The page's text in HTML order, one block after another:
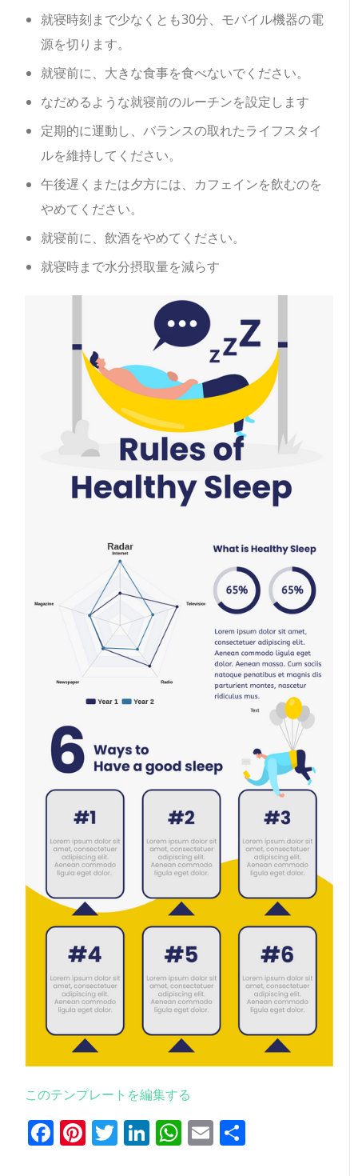
就寝時刻まで少なくとも30分、モバイル機器の電
源を切ります。
就寝前に、大きな食事を食べないでください。
なだめるような就寝前のルーチンを設定します
定期的に運動し、バランスの取れたライフスタイ
ルを維持してください。
午後遅くまたは夕方には、カフェインを飲むのを
やめてください。
就寝前に、飲酒をやめてください。
就寝時まで水分摂取量を減らす
このテンプレートを編集する
Facebook
Pinterest
Twitter
LinkedIn
WhatsApp
Email